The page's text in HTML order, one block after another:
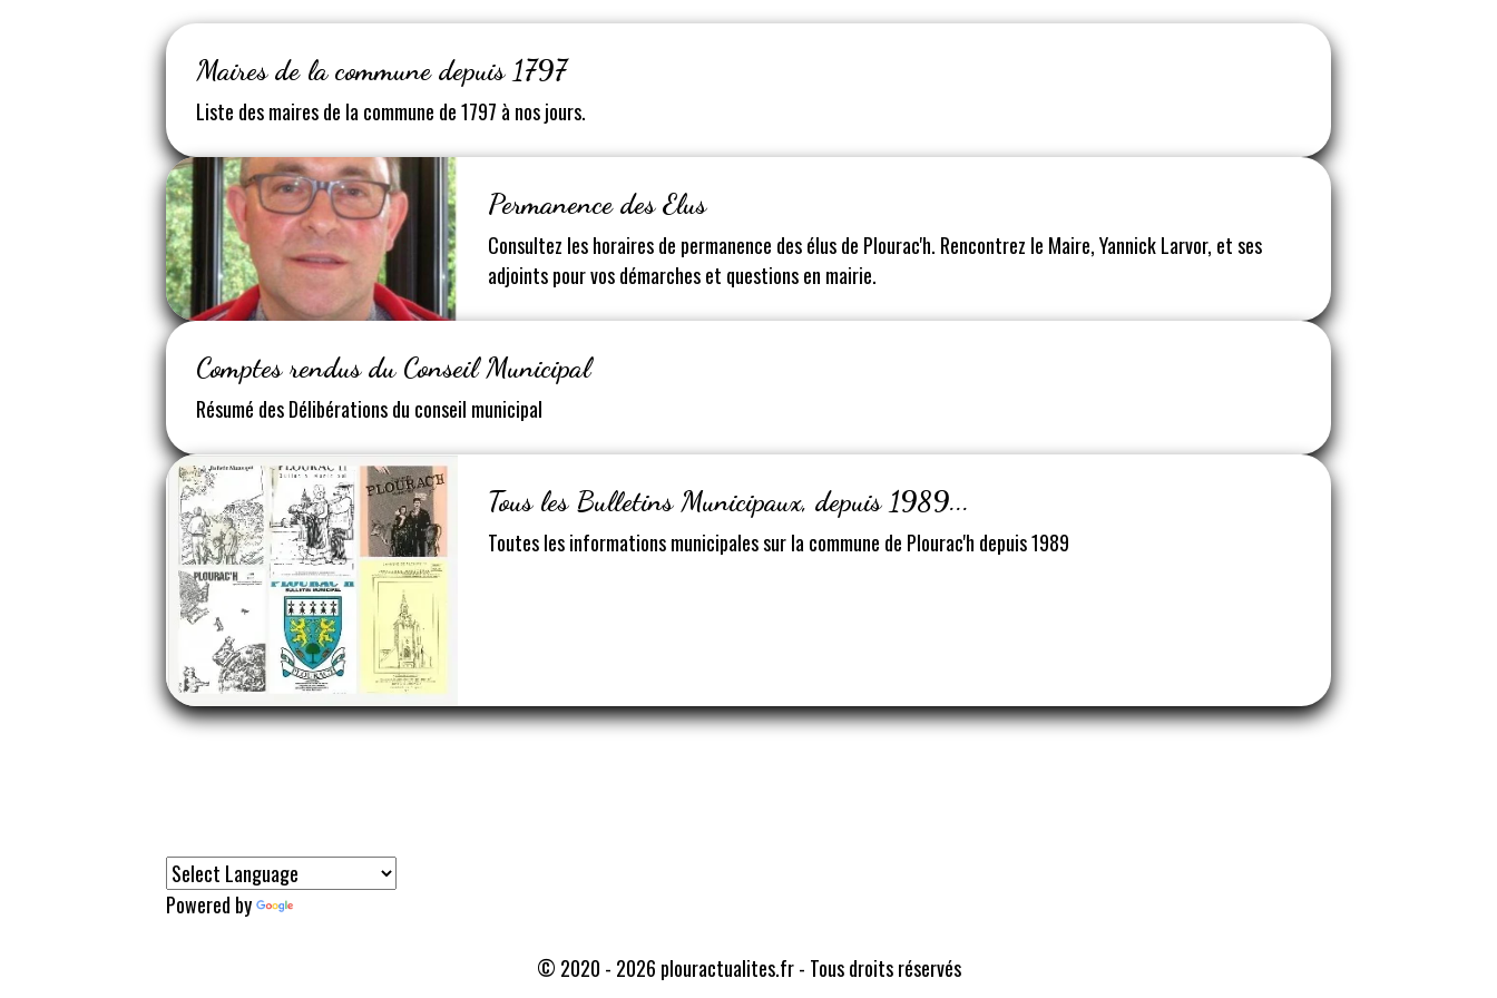
Maires de la commune depuis 1797
Liste des maires de la commune de 1797 à nos jours.
Permanence des Elus
Consultez les horaires de permanence des élus de Plourac'h. Rencontrez le Maire, Yannick Larvor, et ses
adjoints pour vos démarches et questions en mairie.
Comptes rendus du Conseil Municipal
Résumé des Délibérations du conseil municipal
Tous les Bulletins Municipaux, depuis 1989...
Toutes les informations municipales sur la commune de Plourac'h depuis 1989
Powered by
© 2020 - 2026 plouractualites.fr - Tous droits réservés